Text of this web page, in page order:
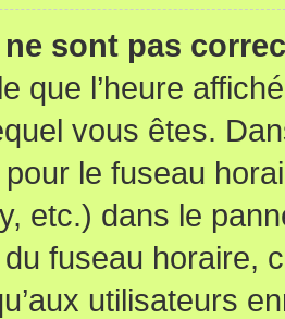
sont pas
que l’heure
vous êtes.
le fuseau
etc.) dans le
fuseau horaire,
utilisateurs